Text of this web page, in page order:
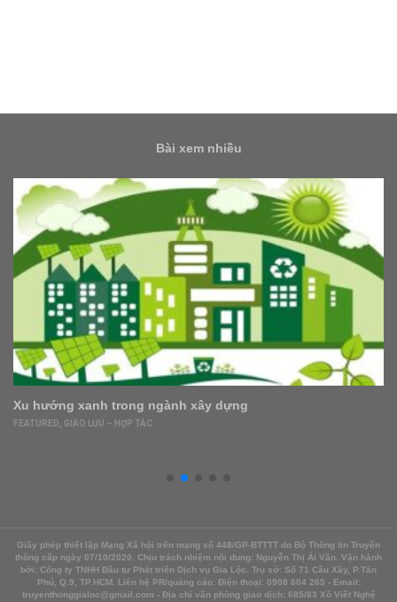
Bài xem nhiều
Mẹ 9X tự cải tạo phòng tối giản đẹp như mơ chỉ tốn 60
triệu
Giấy phép thiết lập Mạng Xã hội trên mạng số 448/GP-BTTTT do Bộ Thông tin Truyền
thông cấp ngày 07/10/2020. Chịu trách nhiệm nội dung: Nguyễn Thị Ái Vân. Vận hành
bởi: Công ty TNHH Đầu tư Phát triển Dịch vụ Gia Lộc. Trụ sở: Số 71 Cầu Xây, P.Tân
Phú, Q.9, TP.HCM. Liên hệ PR/quảng cáo: Điện thoại: 0908 604 265 - Email:
truyenthonggialoc@gmail.com - Địa chỉ văn phòng giao dịch: 685/83 Xô Viết Nghệ